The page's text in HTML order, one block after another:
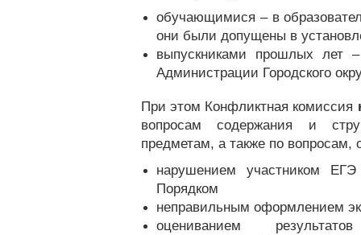
обучающимися – в
они были допущены в
выпускниками прошлых лет
Администрации Городского
При этом Конфликтная комиссия
вопросам содержания и
предметам, а также по вопросам,
нарушением участником ЕГЭ
Порядком
неправильным оформлением
оцениванием